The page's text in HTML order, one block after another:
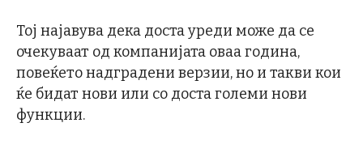
Тој најавува дека доста уреди може да се
очекуваат од компанијата оваа година,
повеќето надградени верзии, но и такви кои
ќе бидат нови или со доста големи нови
функции.